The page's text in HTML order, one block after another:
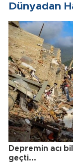
Dünyadan
Depremin acı
geçti...